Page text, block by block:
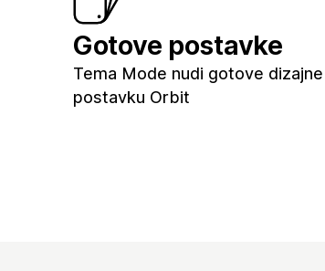
Gotove postavke
Tema Mode nudi gotove
postavku Orbit